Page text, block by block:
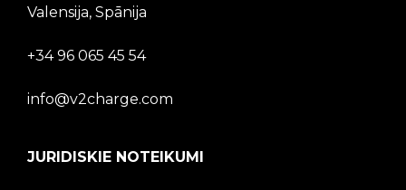
Valensija, Spānija
+34 96 065 45 54
info@v2charge.com
JURIDISKIE NOTEIKUMI